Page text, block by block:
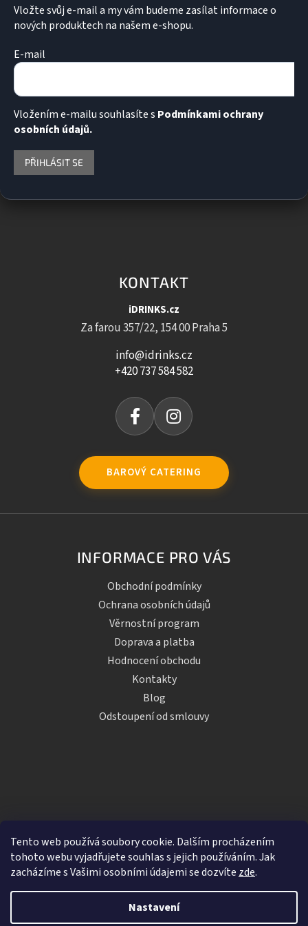
Tento web používá soubory cookie. Dalším procházením
tohoto webu vyjadřujete souhlas s jejich používáním. Jak
zacházíme s Vašimi osobními údajemi se dozvíte zde.
Nastavení
s
u
Vložte svůj e-mail a my vám budeme zasílat informace o
nových produktech na našem e-shopu.
E-mail
Vložením e-mailu souhlasíte s Podmínkami ochrany
osobních údajů.
PŘIHLÁSIT SE
KONTAKT
iDRINKS.cz
Za farou 357/22, 154 00 Praha 5
info@idrinks.cz
+420 737 584 582
BAROVÝ CATERING
INFORMACE PRO VÁS
Obchodní podmínky
Ochrana osobních údajů
Věrnostní program
Doprava a platba
Hodnocení obchodu
Kontakty
Blog
Odstoupení od smlouvy
Vytvořil Shoptet
iDRINKS.cz. Všechna práva vyhrazena.